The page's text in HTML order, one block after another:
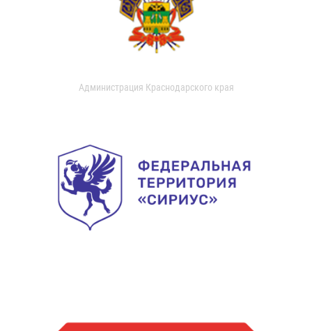
Администрация Краснодарского края